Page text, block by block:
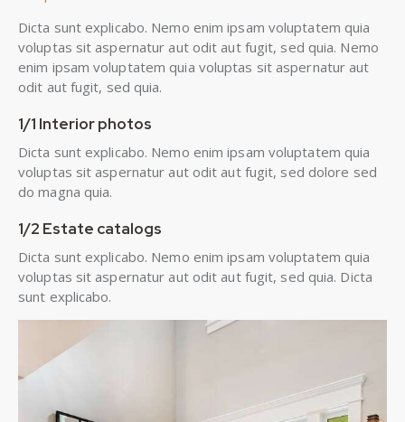
Dicta sunt explicabo. Nemo enim ipsam voluptatem quia
voluptas sit aspernatur aut odit aut fugit, sed quia. Nemo
enim ipsam voluptatem quia voluptas sit aspernatur aut
odit aut fugit, sed quia.
1/1 Interior photos
Dicta sunt explicabo. Nemo enim ipsam voluptatem quia
voluptas sit aspernatur aut odit aut fugit, sed dolore sed
do magna quia.
1/2 Estate catalogs
Dicta sunt explicabo. Nemo enim ipsam voluptatem quia
voluptas sit aspernatur aut odit aut fugit, sed quia. Dicta
sunt explicabo.